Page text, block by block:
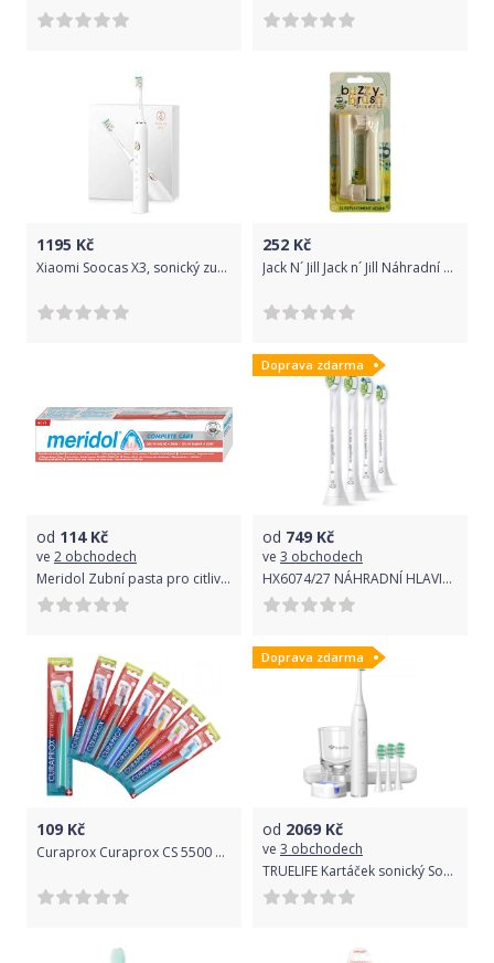
1195 Kč
Xiaomi Soocas X3, sonický zubní kartáček, White - bazarové zboží
252 Kč
Jack N´ Jill Jack n´ Jill Náhradní hlavice na elektrický kartáček s melodií Buzzy brush
od 114Kč
ve 2 obchodech
Meridol Zubní pasta pro citlivé zuby Complete Care Sensitive Gums & Teeth 75 ml
Doprava zdarma
od 749 Kč
ve 3 obchodech
HX6074/27 NÁHRADNÍ HLAVICE PHILIPS
109 Kč
Curaprox Curaprox CS 5500 Kids Ultrasoft Barva: Růžová
Doprava zdarma
od 2069 Kč
ve 3 obchodech
TRUELIFE Kartáček sonický SonicBrush GL UV